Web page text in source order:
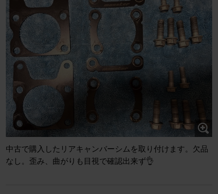
中古で購入したリアキャンバーシムを取り付けます。欠品
なし。歪み、曲がりも目視で確認出来ず👌